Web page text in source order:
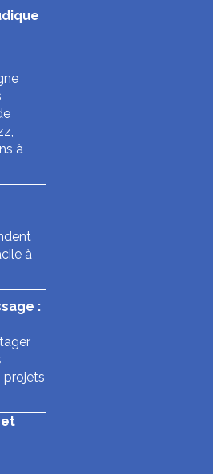
à
à
:
projets